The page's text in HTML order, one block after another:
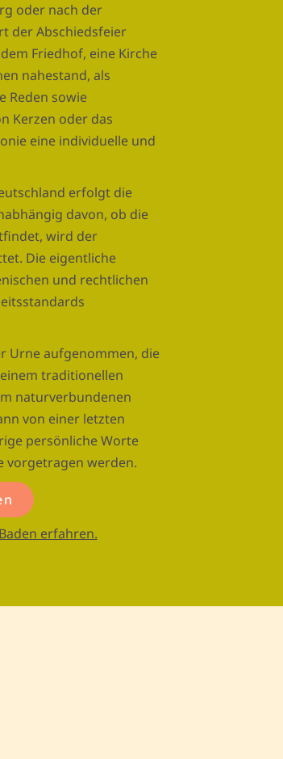
oder nach der
der Abschiedsfeier
Friedhof, eine Kirche
nahestand, als
Reden sowie
Kerzen oder das
eine individuelle und
erfolgt die
davon, ob die
wird der
Die eigentliche
und rechtlichen
Urne aufgenommen, die
traditionellen
naturverbundenen
von einer letzten
persönliche Worte
vorgetragen werden.
erfahren.